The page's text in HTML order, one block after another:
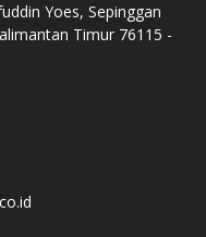
Yoes, Sepinggan
Timur 76115 -